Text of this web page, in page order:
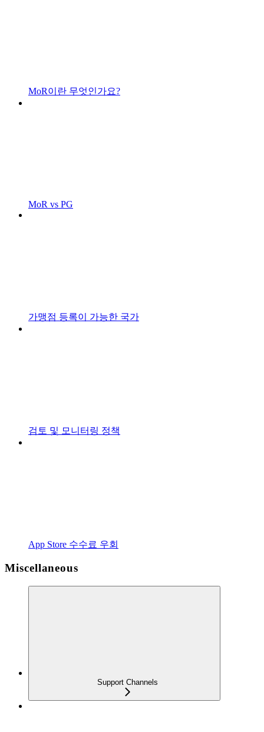
MoR이란 무엇인가요?
MoR vs PG
가맹점 등록이 가능한 국가
검토 및 모니터링 정책
App Store 수수료 우회
Miscellaneous
Support Channels